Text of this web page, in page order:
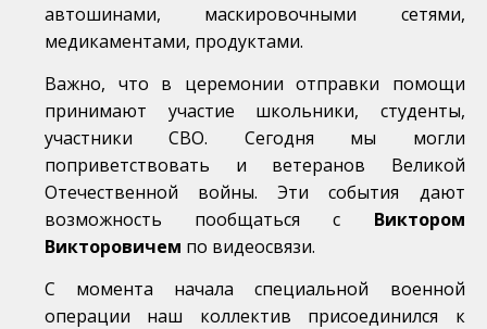
автошинами, маскировочными сетями,
медикаментами, продуктами.
Важно, что в церемонии отправки помощи
принимают участие школьники, студенты,
участники СВО. Сегодня мы могли
поприветствовать и ветеранов Великой
Отечественной войны. Эти события дают
возможность пообщаться с Виктором
Викторовичем по видеосвязи.
С момента начала специальной военной
операции наш коллектив присоединился к